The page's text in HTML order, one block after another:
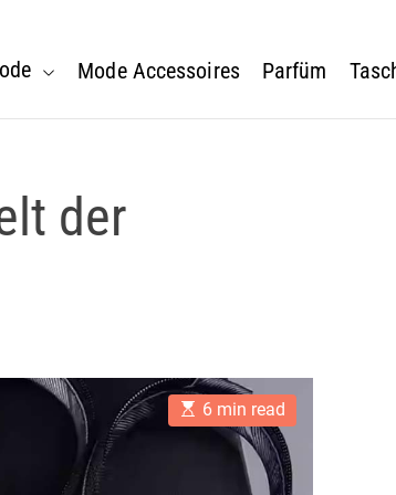
Mode Accessoires Parfüm
der
E
s
6 min read